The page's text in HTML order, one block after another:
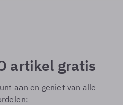
artikel gratis
aan en geniet van alle